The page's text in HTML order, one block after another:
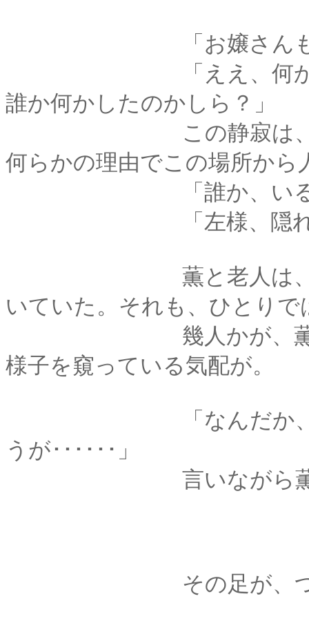
「お嬢さんも、
「ええ、何かあった
誰か何かしたのかしら？」
この静寂は、おそら
何らかの理由でこの場所か
「誰か、いるみ
「左様、隠れてお
薫と老人は、そこか
いていた。それも、ひとりで
幾人かが、薫たち
様子を窺っている気配が。
「なんだか、妙な感
うが･･････」
言いながら薫は、一
その足が、つるり